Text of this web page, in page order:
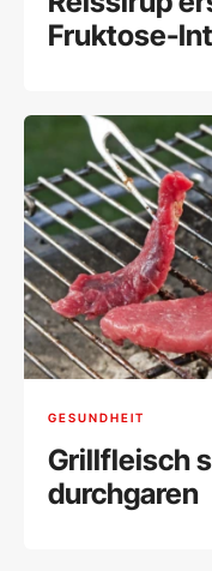
Fruktose-
GESUNDHEIT
Grillfleisch
durchgaren